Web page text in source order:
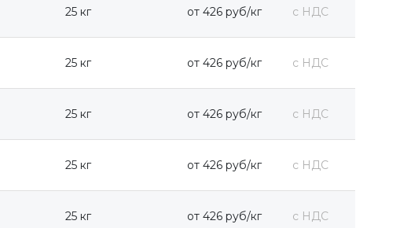
25 кг от 426 руб/кг с НДС
25 кг от 426 руб/кг с НДС
25 кг от 426 руб/кг с НДС
25 кг от 426 руб/кг с НДС
25 кг от 426 руб/кг с НДС